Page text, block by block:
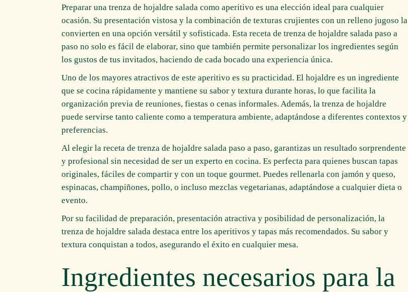
Preparar una trenza de hojaldre salada como aperitivo es una elección ideal para cualquier
ocasión. Su presentación vistosa y la combinación de texturas crujientes con un relleno jugoso la
convierten en una opción versátil y sofisticada. Esta receta de trenza de hojaldre salada paso a
paso no solo es fácil de elaborar, sino que también permite personalizar los ingredientes según
los gustos de tus invitados, haciendo de cada bocado una experiencia única.
Uno de los mayores atractivos de este aperitivo es su practicidad. El hojaldre es un ingrediente
que se cocina rápidamente y mantiene su sabor y textura durante horas, lo que facilita la
organización previa de reuniones, fiestas o cenas informales. Además, la trenza de hojaldre
puede servirse tanto caliente como a temperatura ambiente, adaptándose a diferentes contextos y
preferencias.
Al elegir la receta de trenza de hojaldre salada paso a paso, garantizas un resultado sorprendente
y profesional sin necesidad de ser un experto en cocina. Es perfecta para quienes buscan tapas
originales, fáciles de compartir y con un toque gourmet. Puedes rellenarla con jamón y queso,
espinacas, champiñones, pollo, o incluso mezclas vegetarianas, adaptándose a cualquier dieta o
evento.
Por su facilidad de preparación, presentación atractiva y posibilidad de personalización, la
trenza de hojaldre salada destaca entre los aperitivos y tapas más recomendados. Su sabor y
textura conquistan a todos, asegurando el éxito en cualquier mesa.
Ingredientes necesarios para la